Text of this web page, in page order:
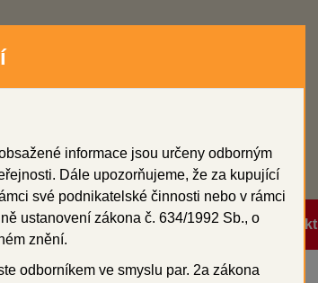
O firmě Obchodní podmínky Kontakt
informace jsou určeny odborným
Dále upozorňujeme, že za kupující
své podnikatelské činnosti nebo v rámci
ustanovení zákona č. 634/1992 Sb., o
znění.
odborníkem ve smyslu par. 2a zákona